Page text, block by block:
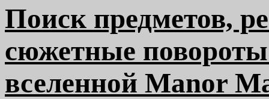
Поиск предметов,
сюжетные
вселенной Manor